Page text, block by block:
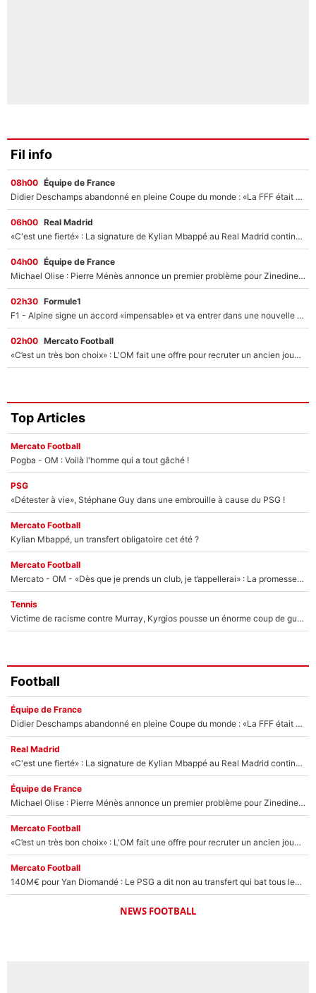
Fil info
08h00 Équipe de France
Didier Deschamps abandonné en pleine Coupe du monde : «La FFF était déjà passée à Zinedine Zidane»
06h00 Real Madrid
«C'est une fierté» : La signature de Kylian Mbappé au Real Madrid continue de régaler l'Espagne
04h00 Équipe de France
Michael Olise : Pierre Ménès annonce un premier problème pour Zinedine Zidane en équipe de France
02h30 Formule1
F1 - Alpine signe un accord «impensable» et va entrer dans une nouvelle dimension : Grande nouvelle pour Pierre Gasly !
02h00 Mercato Football
«C’est un très bon choix» : L'OM fait une offre pour recruter un ancien joueur du PSG... et c'est validé dans l'After Foot !
Top Articles
Mercato Football
Pogba - OM : Voilà l'homme qui a tout gâché !
PSG
«Détester à vie», Stéphane Guy dans une embrouille à cause du PSG !
Mercato Football
Kylian Mbappé, un transfert obligatoire cet été ?
Mercato Football
Mercato - OM - «Dès que je prends un club, je t’appellerai» : La promesse de Marcelino au moment de claquer la porte
Tennis
Victime de racisme contre Murray, Kyrgios pousse un énorme coup de gueule !
Football
Équipe de France
Didier Deschamps abandonné en pleine Coupe du monde : «La FFF était déjà passée à Zinedine Zidane»
Real Madrid
«C'est une fierté» : La signature de Kylian Mbappé au Real Madrid continue de régaler l'Espagne
Équipe de France
Michael Olise : Pierre Ménès annonce un premier problème pour Zinedine Zidane en équipe de France
Mercato Football
«C’est un très bon choix» : L'OM fait une offre pour recruter un ancien joueur du PSG... et c'est validé dans l'After Foot !
Mercato Football
140M€ pour Yan Diomandé : Le PSG a dit non au transfert qui bat tous les records sur le mercato
NEWS FOOTBALL